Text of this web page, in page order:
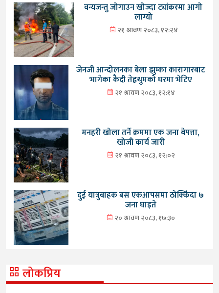
वन्यजन्तु जोगाउन खोज्दा ट्यांकरमा आगो
लाग्यो
२१ श्रावण २०८३, १२:२४
जेनजी आन्दोलनका बेला झुम्का कारागारबाट
भागेका कैदी तेह्रथुमको घरमा भेटिए
२१ श्रावण २०८३, १२:१४
मनहरी खोला तर्ने क्रममा एक जना बेपत्ता,
खोजी कार्य जारी
२१ श्रावण २०८३, १२:०२
दुई यात्रुबाहक बस एकआपसमा ठोक्किँदा ७
जना घाइते
२० श्रावण २०८३, १७:३०
लोकप्रिय